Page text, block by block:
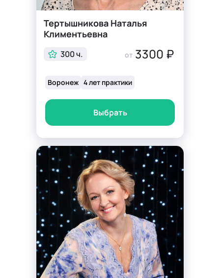
Тертышникова Наталья
Климентьевна
300 ч. от 3300 ₽
Воронеж 4 лет практики
Выбрать